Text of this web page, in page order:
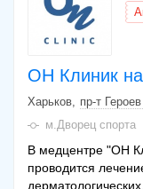
ОН Клиник
Харьков
пр-т
м.Дворец спорта
В медцентре "ОН
проводится